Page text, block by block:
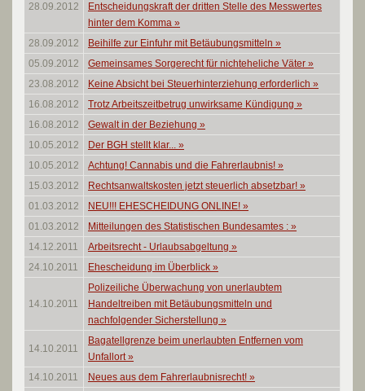
28.09.2012
Entscheidungskraft der dritten Stelle des Messwertes
hinter dem Komma »
28.09.2012
Beihilfe zur Einfuhr mit Betäubungsmitteln »
05.09.2012
Gemeinsames Sorgerecht für nichteheliche Väter »
23.08.2012
Keine Absicht bei Steuerhinterziehung erforderlich »
16.08.2012
Trotz Arbeitszeitbetrug unwirksame Kündigung »
16.08.2012
Gewalt in der Beziehung »
10.05.2012
Der BGH stellt klar... »
10.05.2012
Achtung! Cannabis und die Fahrerlaubnis! »
15.03.2012
Rechtsanwaltskosten jetzt steuerlich absetzbar! »
01.03.2012
NEU!!! EHESCHEIDUNG ONLINE! »
01.03.2012
Mitteilungen des Statistischen Bundesamtes : »
14.12.2011
Arbeitsrecht - Urlaubsabgeltung »
24.10.2011
Ehescheidung im Überblick »
14.10.2011
Polizeiliche Überwachung von unerlaubtem
Handeltreiben mit Betäubungsmitteln und
nachfolgender Sicherstellung »
14.10.2011
Bagatellgrenze beim unerlaubten Entfernen vom
Unfallort»
14.10.2011
Neues aus dem Fahrerlaubnisrecht! »